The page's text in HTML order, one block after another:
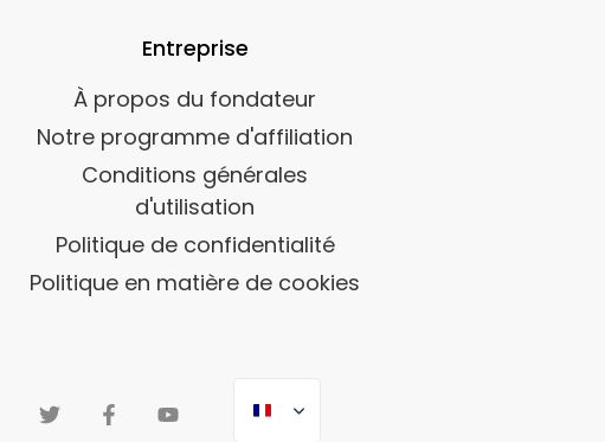
Entreprise
À propos du fondateur
Notre programme d'affiliation
Conditions générales
d'utilisation
Politique de confidentialité
Politique en matière de cookies